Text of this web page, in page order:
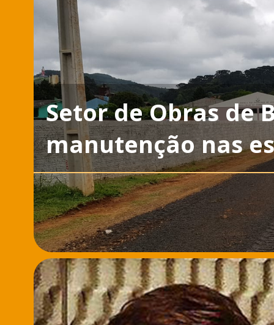
Setor de Obras de
manutenção nas